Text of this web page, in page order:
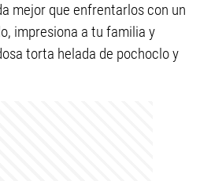
mejor que enfrentarlos con un
impresiona a tu familia y
torta helada de pochoclo y